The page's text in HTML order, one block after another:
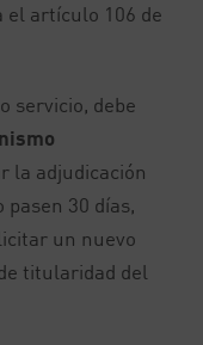
el artículo 106 de
servicio, debe
la adjudicación
pasen 30 días,
un nuevo
titularidad del